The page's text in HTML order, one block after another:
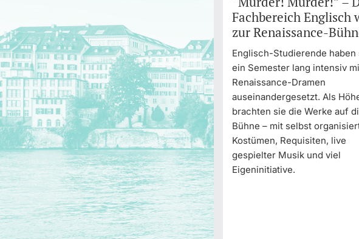
Fachbereich Englisch
zur Renaissance-
Englisch-Studierende haben
ein Semester lang intensiv
Renaissance-Dramen
auseinandergesetzt. Als
brachten sie die Werke auf
Bühne – mit selbst
Kostümen, Requisiten, live
gespielter Musik und viel
Eigeninitiative.